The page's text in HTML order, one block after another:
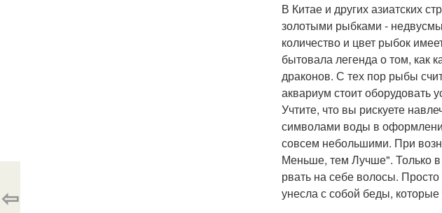
В Китае и других азиатских
золотыми рыбками -
количество и цвет рыбок
бытовала легенда о том, как
драконов. С тех пор рыбы
аквариум стоит
Учтите, что вы рискуете
символами воды в
совсем небольшими. При
Меньше, тем Лучше". Только
рвать на себе волосы.
унесла с собой беды,
⇦